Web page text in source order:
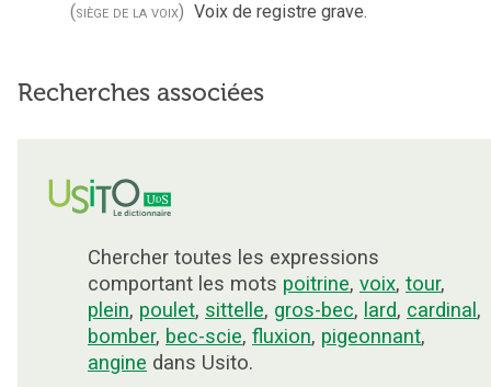
(siège de la voix) Voix de registre grave.
Recherches associées
Chercher toutes les expressions
comportant les mots poitrine, voix, tour,
plein, poulet, sittelle, gros-bec, lard, cardinal ,
bomber, bec-scie, fluxion, pigeonnant,
angine dans Usito.